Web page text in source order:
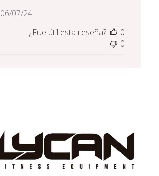
Fecha
publicación
06/07/24
¿Fue útil esta reseña?
0
0